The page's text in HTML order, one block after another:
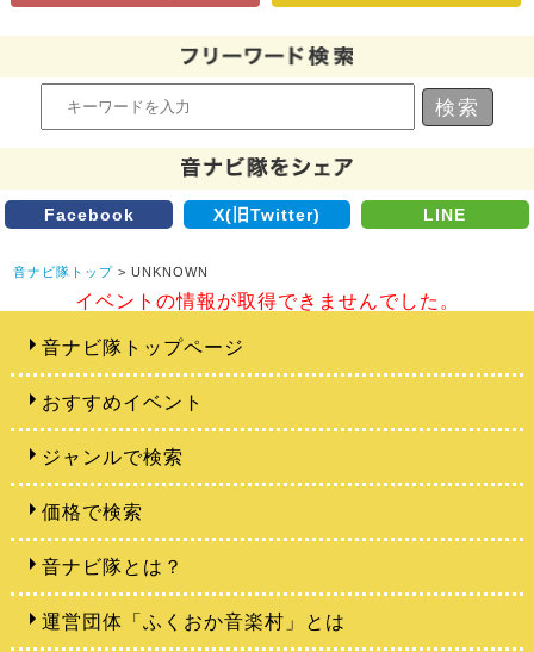
Facebook X(旧Twitter) LINE
音ナビ隊トップ > UNKNOWN
イベントの情報が取得できませんでした。
音ナビ隊トップページ
おすすめイベント
ジャンルで検索
価格で検索
音ナビ隊とは？
運営団体「ふくおか音楽村」とは